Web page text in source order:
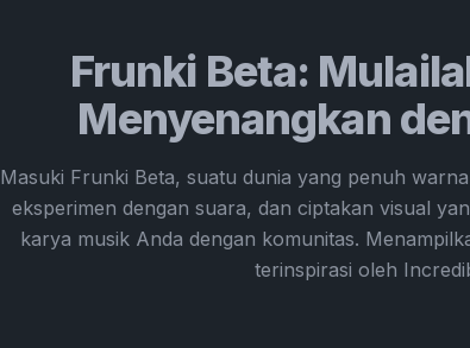
Frunki Beta:
Menyenangkan
Masuki Frunki Beta, suatu dunia yang penuh
eksperimen dengan suara, dan ciptakan visual
karya musik Anda dengan komunitas.
terinspirasi oleh